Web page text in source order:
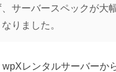
、サーバースペックが大
なりました。
wpXレンタルサーバーか